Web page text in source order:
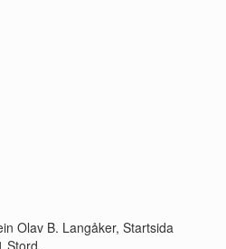
Olav B. Langåker, Startsida